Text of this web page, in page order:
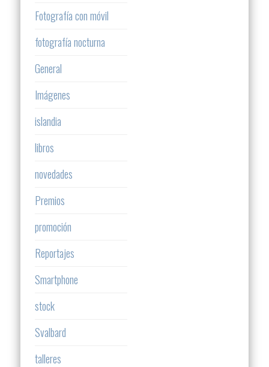
Fotografía con móvil
fotografía nocturna
General
Imágenes
islandia
libros
novedades
Premios
promoción
Reportajes
Smartphone
stock
Svalbard
talleres